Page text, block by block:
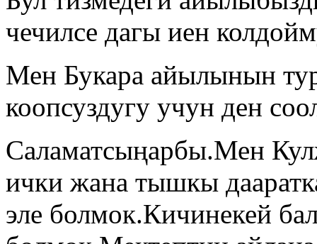
чечилсе дагы иен
Мен Букара айылынын
коопсуздугу учун ден
Саламатсыңарбы.Мен
ички жана тышкы
эле болмок.Кичинекей